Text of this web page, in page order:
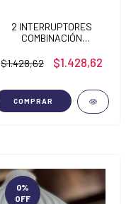
2 INTERRUPTORES
COMBINACIÓN
$1.428,62
$1.428,62
COMPRAR
0%
OFF